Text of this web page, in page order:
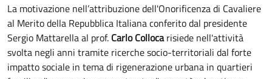
La motivazione nell’attribuzione dell'Onorificenza di Cavaliere
al Merito della Repubblica Italiana conferito dal presidente
Sergio Mattarella al prof. Carlo Collocarisiede nell'attività
svolta negli anni tramite ricerche socio-territoriali dal forte
impatto sociale in tema di rigenerazione urbana in quartieri